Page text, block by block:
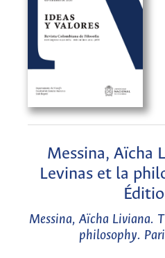
Messina, Aïcha
Levinas et la
Messina, Aïcha Liviana.
philosophy.